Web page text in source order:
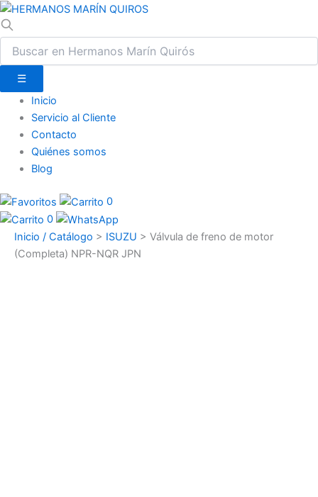
☰
Inicio
Servicio al Cliente
Contacto
Quiénes somos
Blog
0
0
Inicio / Catálogo > ISUZU > Válvula de freno de motor
(Completa) NPR-NQR JPN